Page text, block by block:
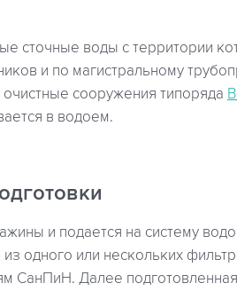
сточные воды с территории
и по магистральному
очистные сооружения типоряда
в водоем.
и подается на систему
одного или нескольких
СанПиН. Далее